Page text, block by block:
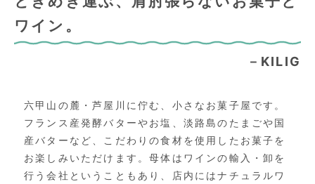
ワイン。
－KILIG
六甲山の麓・芦屋川に佇む、小さなお菓子屋です。
フランス産発酵バターやお塩、淡路島のたまごや国
産バターなど、こだわりの食材を使用したお菓子を
お楽しみいただけます。母体はワインの輸入・卸を
行う会社ということもあり、店内にはナチュラルワ